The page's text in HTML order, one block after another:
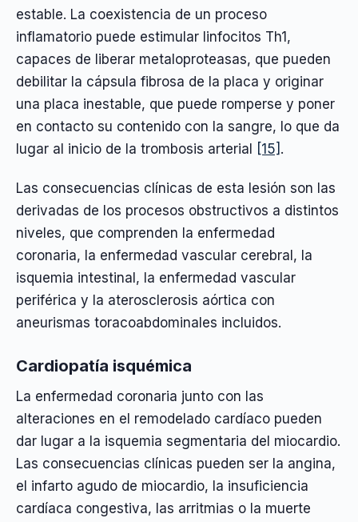
estable. La coexistencia de un proceso
inflamatorio puede estimular linfocitos Th1,
capaces de liberar metaloproteasas, que pueden
debilitar la cápsula fibrosa de la placa y originar
una placa inestable, que puede romperse y poner
en contacto su contenido con la sangre, lo que da
lugar al inicio de la trombosis arterial
[15] .
Las consecuencias clínicas de esta lesión son las
derivadas de los procesos obstructivos a distintos
niveles, que comprenden la enfermedad
coronaria, la enfermedad vascular cerebral, la
isquemia intestinal, la enfermedad vascular
periférica y la aterosclerosis aórtica con
aneurismas toracoabdominales incluidos.
Cardiopatía isquémica
La enfermedad coronaria junto con las
alteraciones en el remodelado cardíaco pueden
dar lugar a la isquemia segmentaria del miocardio.
Las consecuencias clínicas pueden ser la angina,
el infarto agudo de miocardio, la insuficiencia
cardíaca congestiva, las arritmias o la muerte